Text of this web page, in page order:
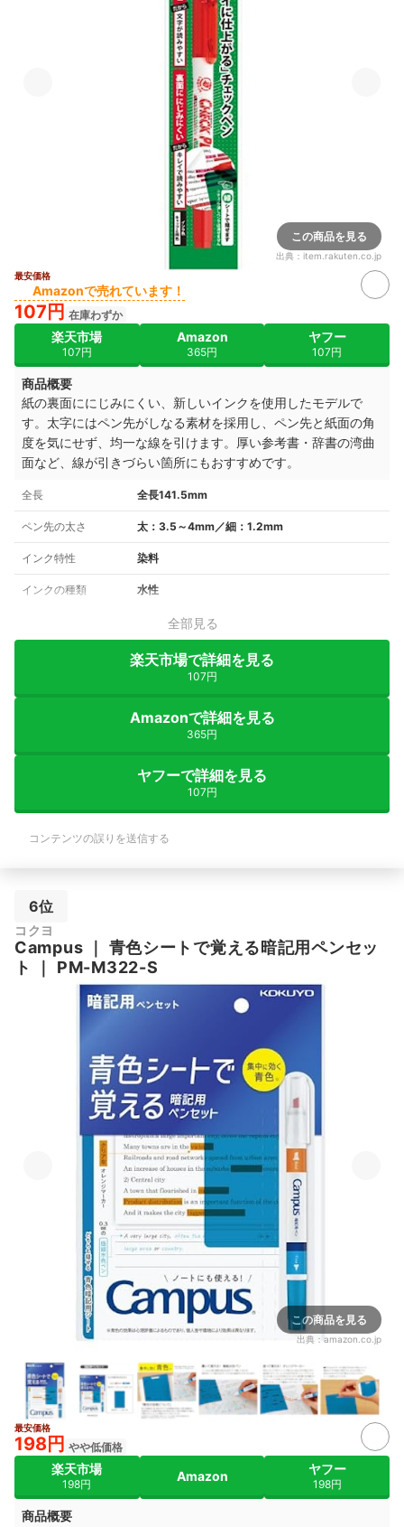
この商品を見る
出典： item.rakuten.co.jp
最安価格
Amazonで売れています！
107円 在庫わずか
楽天市場
107円
Amazon
365円
ヤフー
107円
商品概要
紙の裏面ににじみにくい、新しいインクを使用したモデルで
す。太字にはペン先がしなる素材を採用し、ペン先と紙面の角
度を気にせず、均一な線を引けます。厚い参考書・辞書の湾曲
面など、線が引きづらい箇所にもおすすめです。
全長 全長141.5mm
ペン先の太さ 太：3.5～4mm／細：1.2mm
インク特性 染料
インクの種類 水性
全部見る
楽天市場で詳細を見る
107円
Amazonで詳細を見る
365円
ヤフーで詳細を見る
107円
コンテンツの誤りを送信する
6位
コクヨ
Campus
青色シートで覚える暗記用ペンセッ
ト
PM-M322-S
この商品を見る
出典： amazon.co.jp
最安価格
198円 やや低価格
楽天市場
198円
Amazon ヤフー
198円
商品概要